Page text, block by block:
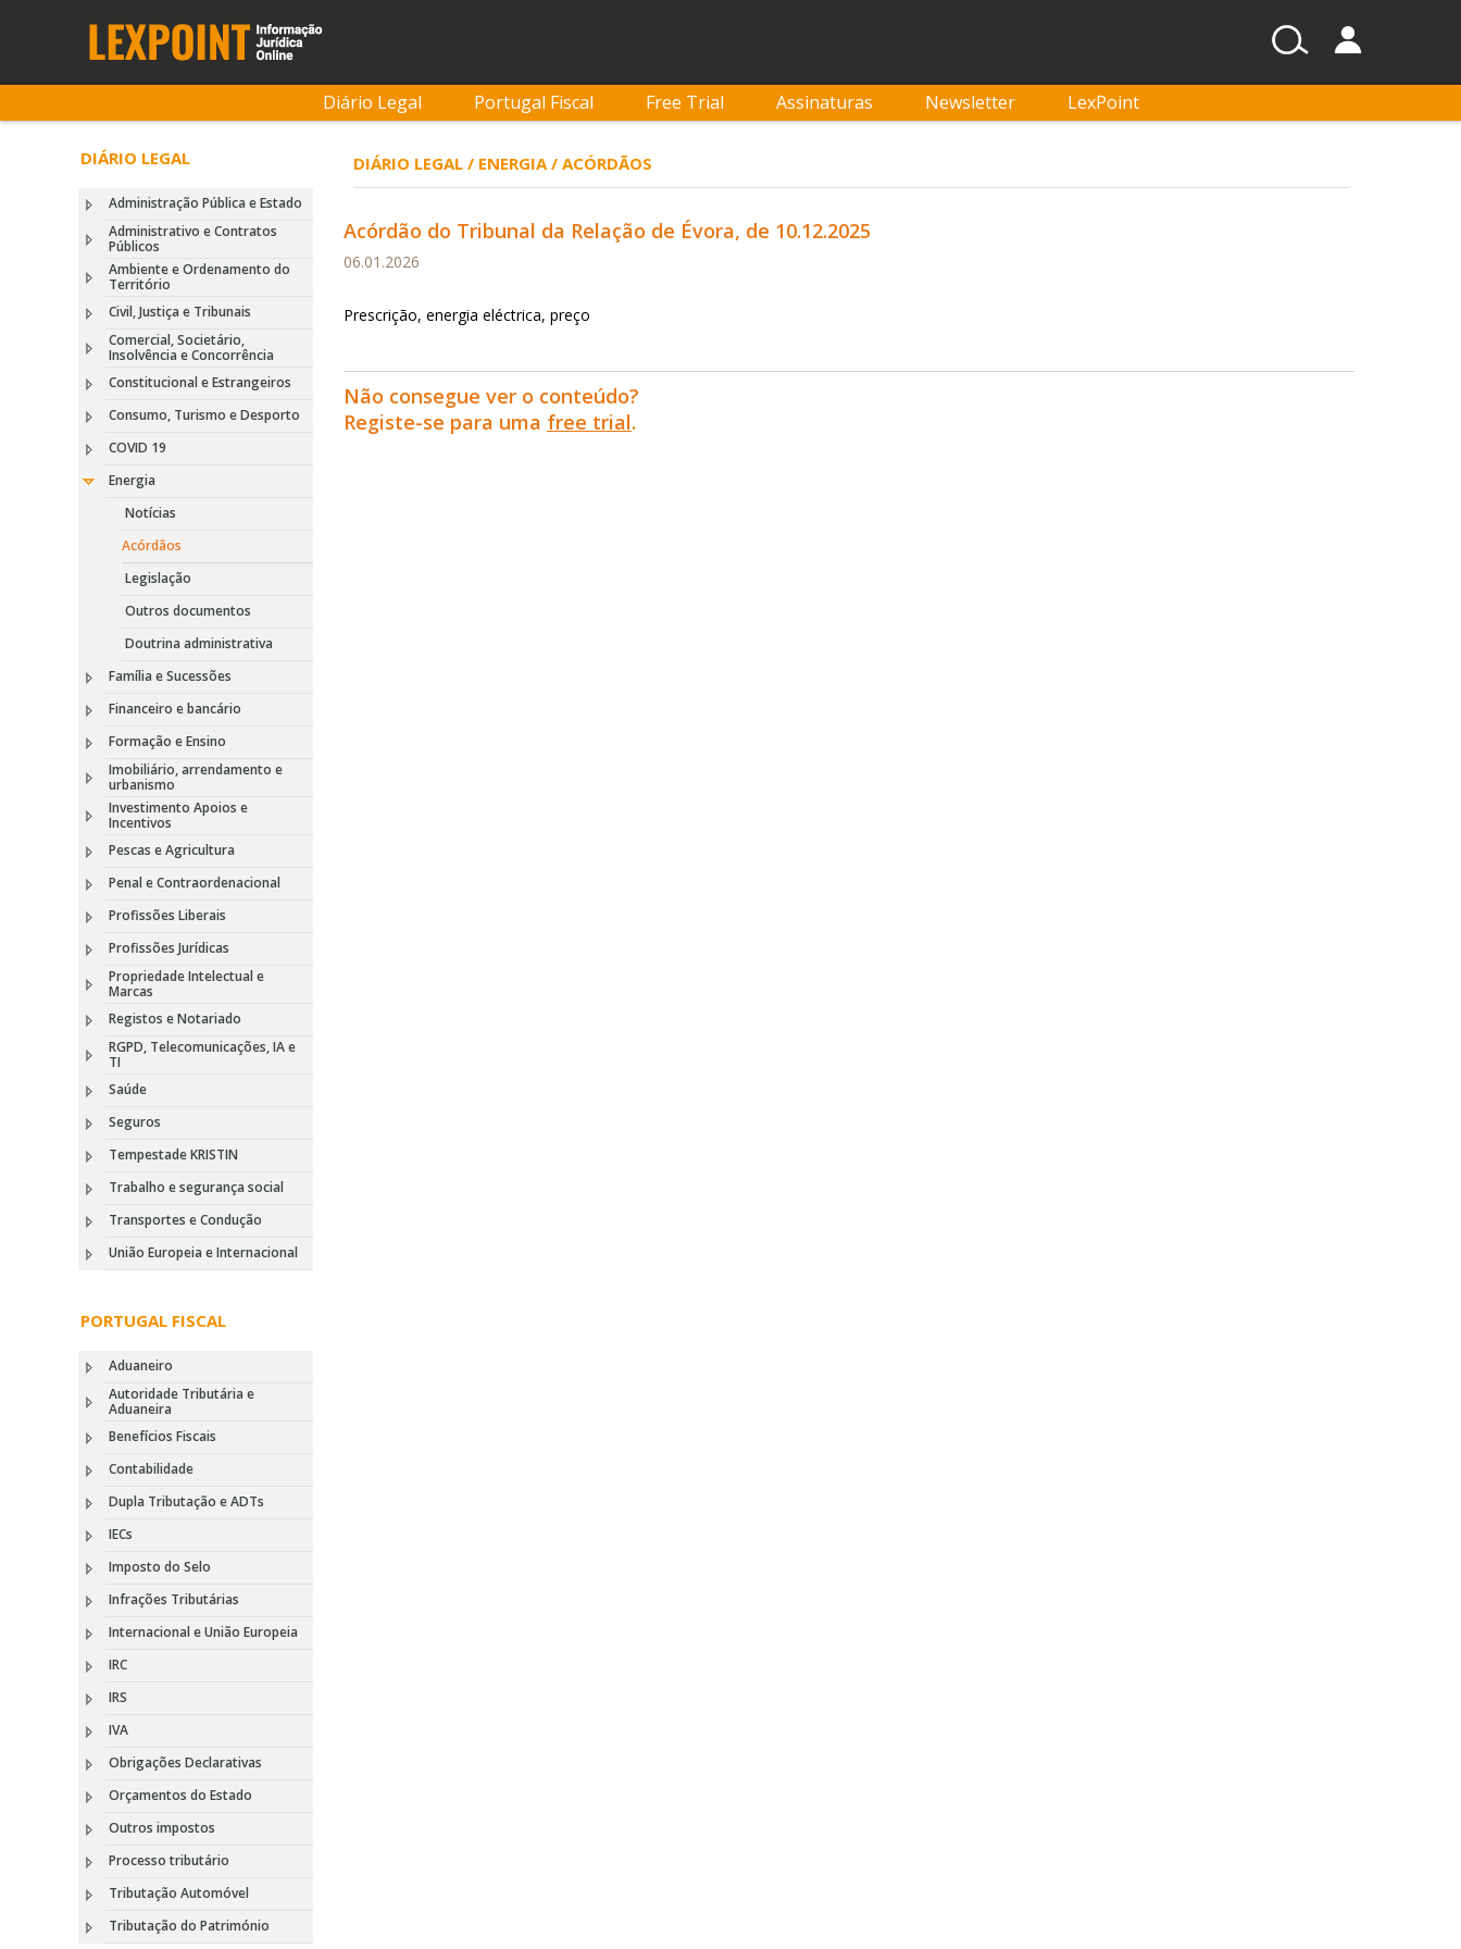
Diário Legal Portugal Fiscal Free Trial Assinaturas Newsletter LexPoint
DIÁRIO LEGAL
Administração Pública e Estado
Administrativo e Contratos
Públicos
Ambiente e Ordenamento do
Território
Civil, Justiça e Tribunais
Comercial, Societário,
Insolvência e Concorrência
Constitucional e Estrangeiros
Consumo, Turismo e Desporto
COVID 19
Energia
Notícias
Acórdãos
Legislação
Outros documentos
Doutrina administrativa
Família e Sucessões
Financeiro e bancário
Formação e Ensino
Imobiliário, arrendamento e
urbanismo
Investimento Apoios e
Incentivos
Pescas e Agricultura
Penal e Contraordenacional
Profissões Liberais
Profissões Jurídicas
Propriedade Intelectual e
Marcas
Registos e Notariado
RGPD, Telecomunicações, IA e
TI
Saúde
Seguros
Tempestade KRISTIN
Trabalho e segurança social
Transportes e Condução
União Europeia e Internacional
PORTUGAL FISCAL
Aduaneiro
Autoridade Tributária e
Aduaneira
Benefícios Fiscais
Contabilidade
Dupla Tributação e ADTs
IECs
Imposto do Selo
Infrações Tributárias
Internacional e União Europeia
IRC
IRS
IVA
Obrigações Declarativas
Orçamentos do Estado
Outros impostos
Processo tributário
Tributação Automóvel
Tributação do Património
DIÁRIO LEGAL / ENERGIA / ACÓRDÃOS
Acórdão do Tribunal da Relação de Évora, de 10.12.2025
06.01.2026
Prescrição, energia eléctrica, preço
Não consegue ver o conteúdo?
Registe-se para uma free trial.